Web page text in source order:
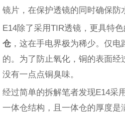
镜片，在保护透镜的同时确保防
E14除了采用TIR透镜，更具特
仓 ，这在手电界极为稀少。仅
的。为了防止氧化，铜的表面
没有一点点铜臭味。
经过简单的拆解笔者发现E14采
一体仓结构，且一体仓的厚度是